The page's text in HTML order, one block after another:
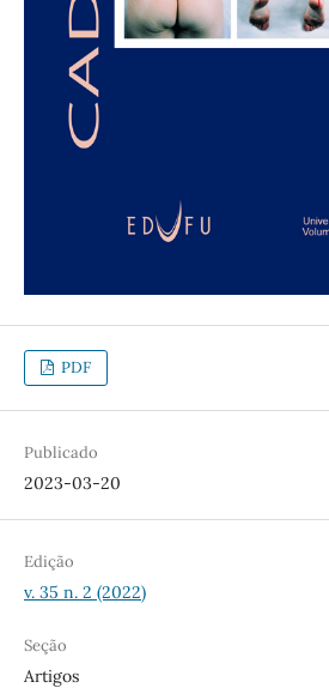
PDF
Publicado
2023-03-20
Edição
v. 35 n. 2 (2022)
Seção
Artigos